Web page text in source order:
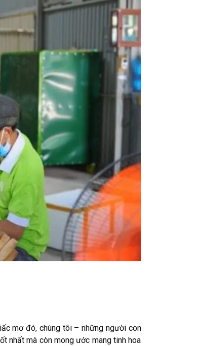
mơ đó, chúng tôi – những người con
nhất mà còn mong ước mang tinh hoa